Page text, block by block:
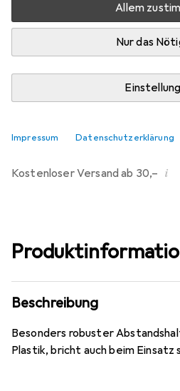
Allem
Nur das
Impressum Datenschutzerklärung
Lieferort angeben für
StockNet ConnectFR
In den
Vergleichen
Kostenloser Versand ab 30,– i
Beschreibung
Besonders robuster
Plastik, bricht auch beim